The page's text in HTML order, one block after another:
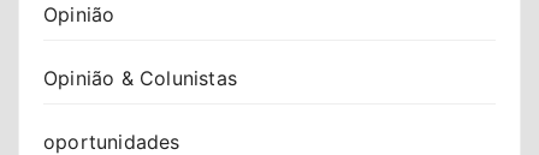
Opinião
Opinião & Colunistas
oportunidades